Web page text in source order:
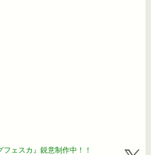
ェスカ』鋭意制作中！！